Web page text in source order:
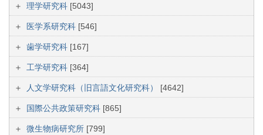
理学研究科 [5043]
医学系研究科 [546]
歯学研究科 [167]
工学研究科 [364]
人文学研究科（旧言語文化研究科） [4642]
国際公共政策研究科 [865]
微生物病研究所 [799]